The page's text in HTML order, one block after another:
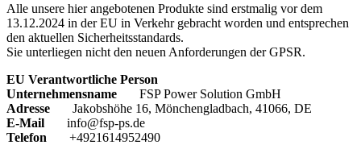
Alle unsere hier angebotenen Produkte sind erstmalig vor dem
13.12.2024 in der EU in Verkehr gebracht worden und entsprechen
den aktuellen Sicherheitsstandards.
Sie unterliegen nicht den neuen Anforderungen der GPSR.
EU Verantwortliche Person
Unternehmensname FSP Power Solution GmbH
Adresse Jakobshöhe 16, Mönchengladbach, 41066, DE
E-Mail
info@fsp-ps.de
Telefon +4921614952490